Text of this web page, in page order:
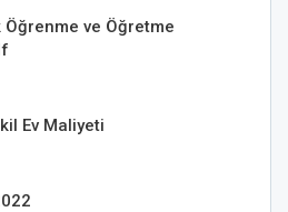
ve Öğretme
Ev Maliyeti